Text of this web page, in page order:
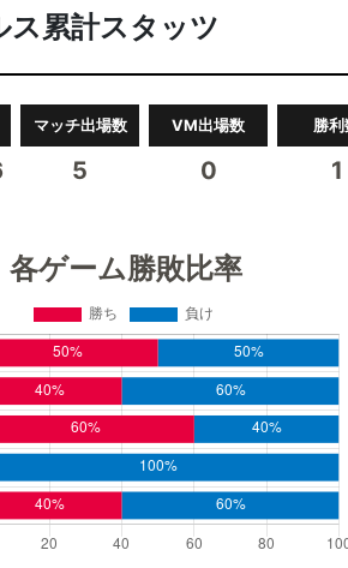
ス累計スタッツ
マッチ出場数
5
VM出場数
0
勝利
1
各ゲーム勝敗比率